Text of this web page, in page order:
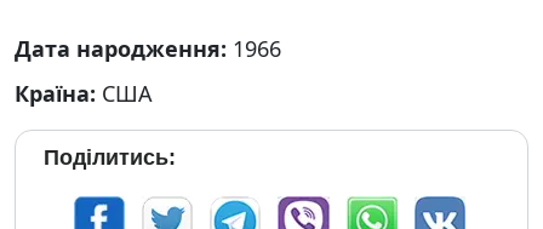
Дата народження: 1966
Країна: США
Поділитись: